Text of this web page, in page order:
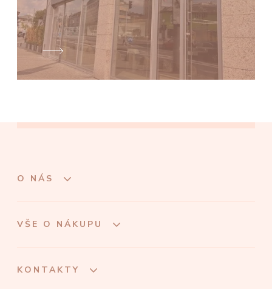
O NÁS
VŠE O NÁKUPU
KONTAKTY